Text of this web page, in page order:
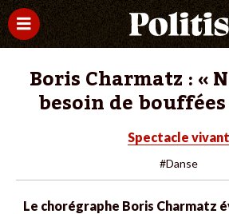
Boris Charmatz : «
besoin de bouffées
Spectacle vivant
#Danse
Le chorégraphe Boris Charmatz